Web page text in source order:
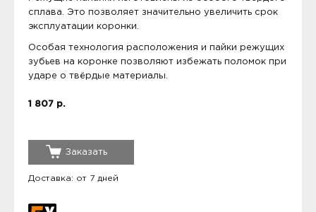
сплава. Это позволяет значительно увеличить срок
эксплуатации коронки.
Особая технология расположения и пайки режущих
зубьев на коронке позволяют избежать поломок при
ударе о твёрдые материалы.
1 807 р.
Заказать
Доставка: от 7 дней